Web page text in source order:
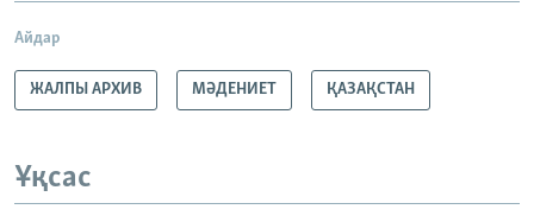
Айдар
ЖАЛПЫ АРХИВ МӘДЕНИЕТ ҚАЗАҚСТАН
Ұқсас